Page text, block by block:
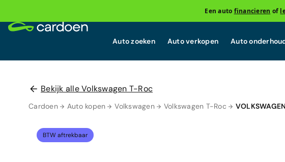
Een auto financieren of
Auto zoeken Auto verkopen Auto
Bekijk alle Volkswagen T-Roc
Cardoen Auto kopen Volkswagen Volkswagen T-Roc
BTW aftrekbaar